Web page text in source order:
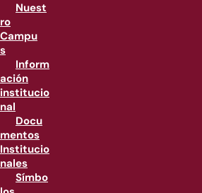
Nuest
ro
Campu
s
Inform
ación
institucio
nal
Docu
mentos
Institucio
nales
Símbo